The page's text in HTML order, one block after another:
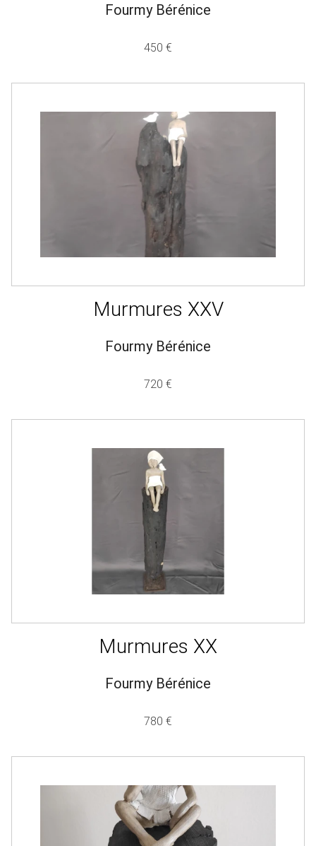
Fourmy Bérénice
450 €
Murmures XXV
Fourmy Bérénice
720 €
Murmures XX
Fourmy Bérénice
780 €